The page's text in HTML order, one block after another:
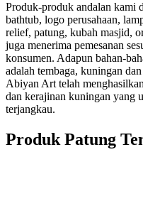
Produk-produk andalan kami
bathtub, logo perusahaan,
relief, patung, kubah masjid,
juga menerima pemesanan
konsumen. Adapun bahan-
adalah tembaga, kuningan
Abiyan Art telah
dan kerajinan kuningan yang
terjangkau.
Produk Patung